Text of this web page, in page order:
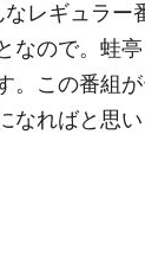
レギュラー
なので。蛙
。この番組
なればと思